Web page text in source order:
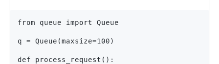
from queue import Queue
q = Queue(maxsize=100)
def process_request():